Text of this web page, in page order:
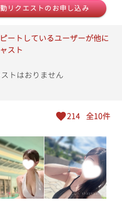
リクエストのお申し込み
ートしているユーザーが他に
スト
トはおりません
214 全10件